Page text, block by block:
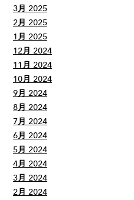
3月 2025
2月 2025
1月 2025
12月 2024
11月 2024
10月 2024
9月 2024
8月 2024
7月 2024
6月 2024
5月 2024
4月 2024
3月 2024
2月 2024